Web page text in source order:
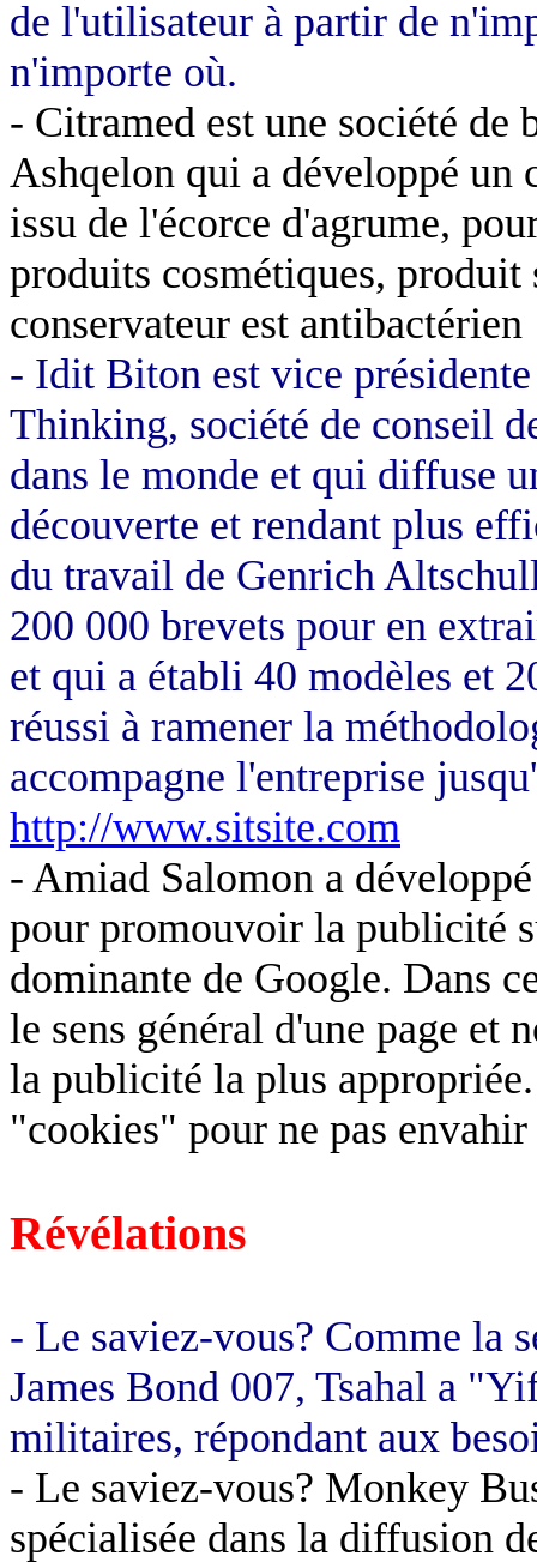
de l'utilisateur à partir de
n'importe où.
- Citramed est une société de
Ashqelon qui a développé un
issu de l'écorce d'agrume,
produits cosmétiques,
conservateur est antibactérien
- Idit Biton est vice
Thinking, société de conseil
dans le monde et qui diffuse
découverte et rendant plus
du travail de Genrich
200 000 brevets pour en
et qui a établi 40 modèles et
réussi à ramener la
accompagne l'entreprise
http://www.sitsite.com
- Amiad Salomon a
pour promouvoir la publicité
dominante de Google. Dans
le sens général d'une page et
la publicité la plus
"cookies" pour ne pas
Révélations
- Le saviez-vous? Comme la
James Bond 007, Tsahal a
militaires, répondant aux
- Le saviez-vous? Monkey
spécialisée dans la diffusion